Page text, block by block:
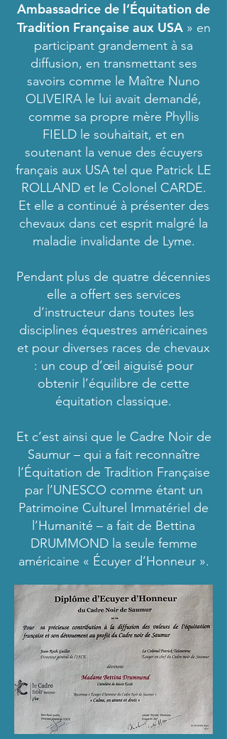
Ambassadrice de l’Équitation de
Tradition Française aux USA» en
participant grandement à sa
diffusion, en transmettant ses
savoirs comme le Maître Nuno
OLIVEIRA le lui avait demandé,
comme sa propre mère Phyllis
FIELD le souhaitait, et en
soutenant la venue des écuyers
français aux USA tel que Patrick LE
ROLLAND et le Colonel CARDE.
Et elle a continué à présenter des
chevaux dans cet esprit malgré la
maladie invalidante de Lyme.
Pendant plus de quatre décennies
elle a offert ses services
d’instructeur dans toutes les
disciplines équestres américaines
et pour diverses races de chevaux
: un coup d’œil aiguisé pour
obtenir l’équilibre de cette
équitation classique.
Et c’est ainsi que le Cadre Noir de
Saumur – qui a fait reconnaître
l’Équitation de Tradition Française
par l’UNESCO comme étant un
Patrimoine Culturel Immatériel de
l’Humanité – a fait de Bettina
DRUMMOND la seule femme
américaine « Écuyer d’Honneur ».